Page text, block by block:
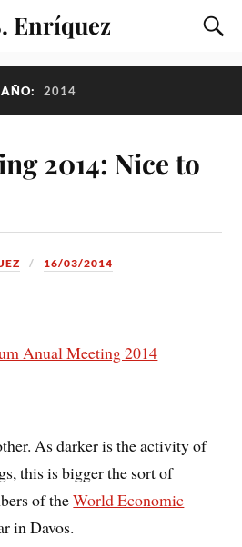
Enríquez
AÑO: 2014
2014: Nice to
16/03/2014
As darker is the activity of
this is bigger the sort of
of theWorld Economic
in Davos.